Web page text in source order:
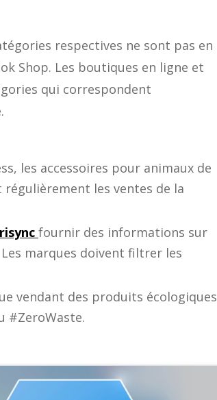
respectives ne sont pas en
Shop. Les boutiques en ligne et
qui correspondent
les accessoires pour animaux de
les ventes de la
fournir des informations sur
marques doivent filtrer les
vendant des produits écologiques
#ZeroWaste.